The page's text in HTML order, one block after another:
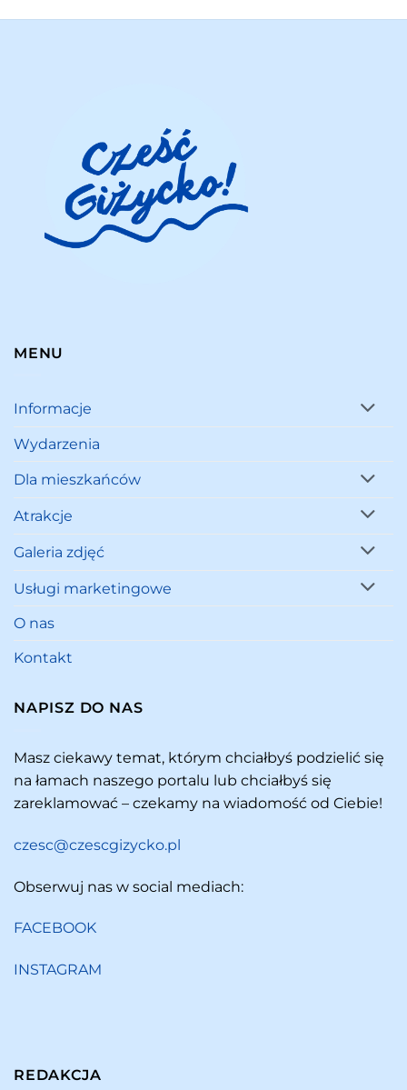
MENU
Informacje
Wydarzenia
Dla mieszkańców
Atrakcje
Galeria zdjęć
Usługi marketingowe
O nas
Kontakt
NAPISZ DO NAS
Masz ciekawy temat, którym chciałbyś podzielić się
na łamach naszego portalu lub chciałbyś się
zareklamować – czekamy na wiadomość od Ciebie!
czesc@czescgizycko.pl
Obserwuj nas w social mediach:
FACEBOOK
INSTAGRAM
REDAKCJA